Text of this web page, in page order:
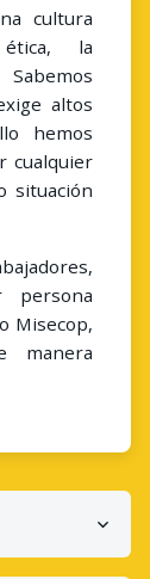
cultura
la
altos
hemos
cualquier
situación
persona
Misecop,
manera